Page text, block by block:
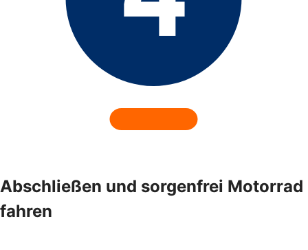
Abschließen und sorgenfrei Motorrad
fahren